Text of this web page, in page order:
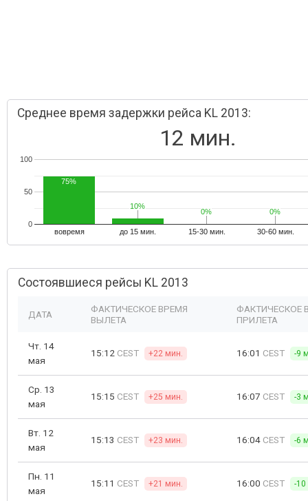
Среднее время задержки рейса KL 2013:
12 мин.
вовремя до 15 мин. 15-30 мин. 30-60 мин.
0
50
100
75%
10%
10%
0%
0% 0%
0%
Состоявшиеся рейсы KL 2013
ДАТА
ФАКТИЧЕСКОЕ ВРЕМЯ
ВЫЛЕТА
ФАКТИЧЕСКОЕ
ПРИЛЕТА
Чт. 14
мая
15:12 CEST +22 мин. 16:01 CEST -9
Ср. 13
мая
15:15 CEST +25 мин. 16:07 CEST -3
Вт. 12
мая
15:13 CEST +23 мин. 16:04 CEST -6
Пн. 11
мая
15:11 CEST +21 мин. 16:00 CEST -